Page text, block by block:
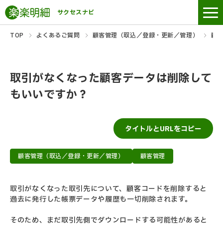
サクセスナビ
TOP よくあるご質問 顧客管理（取込／登録・更新／管理） 顧
取引がなくなった顧客データは削除して
もいいですか？
タイトルとURLをコピー
顧客管理（取込／登録・更新／管理） 顧客管理
取引がなくなった取引先について、顧客コードを削除すると
過去に発行した帳票データや履歴も一切削除されます。
そのため、まだ取引先側でダウンロードする可能性があると